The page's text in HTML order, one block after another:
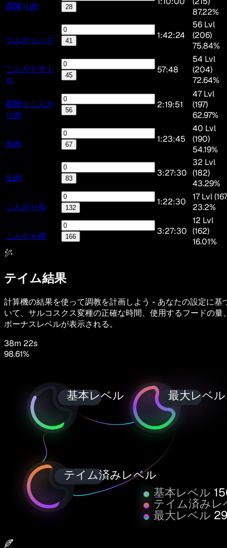
霜降り肉 28
87.22%
ラムチョップ 41
1:42:24
56 Lvl
(206)
75.84%
こんがり大ト
ロ
45
57:48
54 Lvl
(204)
72.64%
霜降りこんが
り肉
56
2:19:51
47 Lvl
(197)
62.97%
魚肉 67
1:23:45
40 Lvl
(190)
54.19%
生肉 83
3:27:30
32 Lvl
(182)
43.29%
こんがり魚 132
1:22:30
17 Lvl
23.2%
こんがり肉 166
3:27:30
12 Lvl
(162)
16.01%
テイム結果
計算機の結果を使って調教を計画しよう - あなたの設定に基
いて、サルコスクス変種の正確な時間、使用するフードの量
ボーナスレベルが表示される。
38m 22s
98.61%
基本レベル
テイム済みレベル
基本レベル
テイム済みレ
最大レベル
最大レベル